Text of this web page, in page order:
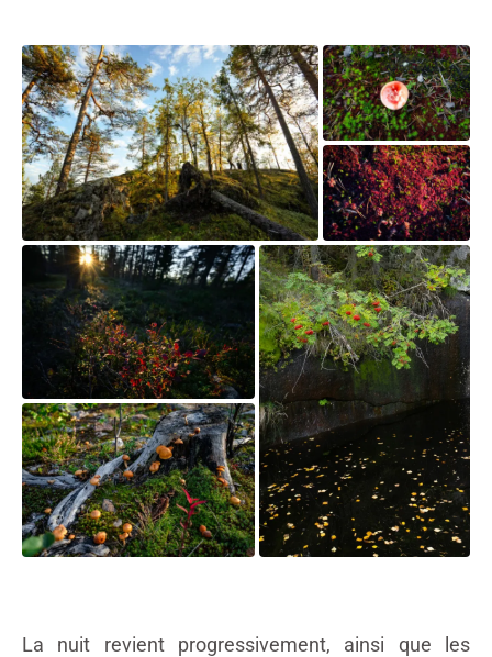
La nuit revient progressivement, ainsi que les